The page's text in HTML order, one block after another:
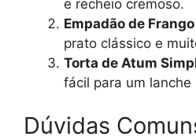
e recheio cremoso.
Empadão de
prato clássico e
Torta de Atum
fácil para um lanche
Dúvidas